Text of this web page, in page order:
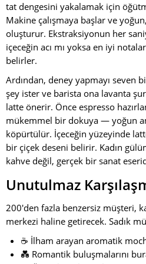
tat dengesini yakalamak için
Makine çalışmaya başlar ve
oluşturur. Ekstraksiyonun her
içeceğin acı mı yoksa en iyi
belirler.
Ardından, deney yapmayı seven
şey ister ve barista ona lavanta
latte önerir. Önce espresso
mükemmel bir dokuya — yoğun
köpürtülür. İçeceğin yüzeyinde
bir çiçek deseni belirir. Kadın
kahve değil, gerçek bir sanat
Unutulmaz
200'den fazla benzersiz müşteri,
merkezi haline getirecek. Sadık
☕ İlham arayan aromatik
💑 Romantik buluşmalarını